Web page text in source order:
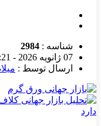
شناسه : 2984
07 ژانویه 2026 - 10:21
ارسال توسط :